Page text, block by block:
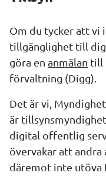
Om du tycker att vi
tillgänglighet till
göra en anmälan till
förvaltning (Digg).
Det är vi,
är
digital offentlig
övervakar att
däremot inte utöva